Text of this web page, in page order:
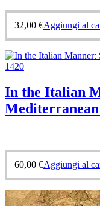
32,00 €Aggiungi al
In the Italian
Mediterranean
60,00 €Aggiungi al